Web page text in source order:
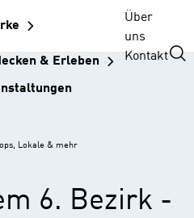
& Erleben
Über
uns
Kontakt
Lokale & mehr
6. Bezirk -